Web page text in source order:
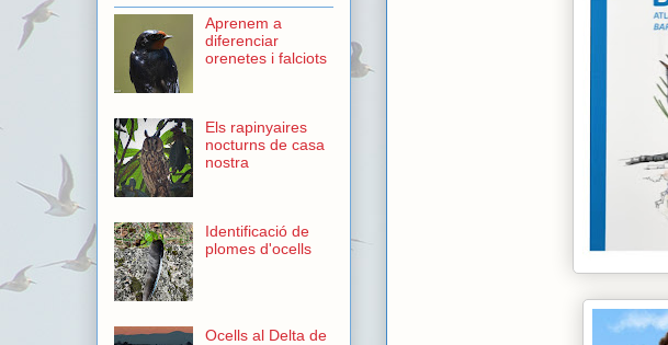
Aprenem a
diferenciar
orenetes i falciots
Els rapinyaires
nocturns de casa
nostra
Identificació de
plomes d'ocells
Ocells al Delta de